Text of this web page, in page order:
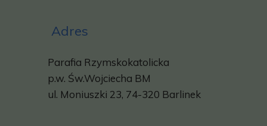
Adres
Parafia Rzymskokatolicka
p.w. Św.Wojciecha BM
ul. Moniuszki 23, 74-320 Barlinek